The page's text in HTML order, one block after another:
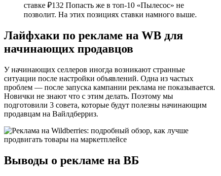
ставке ₽132 Попасть же в топ-10 «Пылесос» не
позволит. На этих позициях ставки намного выше.
Лайфхаки по рекламе на WB для
начинающих продавцов
У начинающих селлеров иногда возникают странные
ситуации после настройки объявлений. Одна из частых
проблем — после запуска кампании реклама не показывается.
Новички не знают что с этим делать. Поэтому мы
подготовили 3 совета, которые будут полезны начинающим
продавцам на Вайлдберриз.
Выводы о рекламе на ВБ